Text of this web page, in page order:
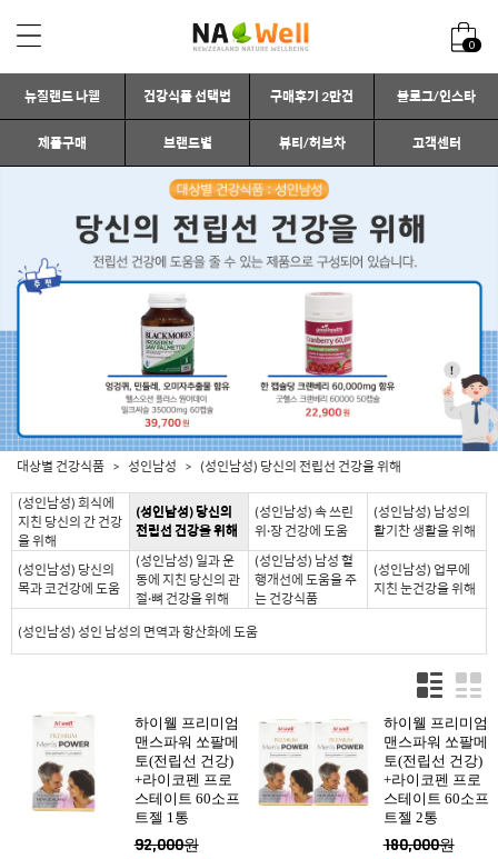
0
뉴질랜드 나웰 건강식품 선택법 구매후기 2만건 블로그/인스타
제품구매 브랜드별 뷰티/허브차 고객센터
대상별 건강식품 성인남성 (성인남성) 당신의 전립선 건강을 위해
(성인남성) 회식에
지친 당신의 간 건강
을 위해
(성인남성) 당신의
전립선 건강을 위해
(성인남성) 속 쓰린
위·장 건강에 도움
(성인남성) 남성의
활기찬 생활을 위해
(성인남성) 당신의
목과 코건강에 도움
(성인남성) 일과 운
동에 지친 당신의 관
절·뼈 건강을 위해
(성인남성) 남성 혈
행개선에 도움을 주
는 건강식품
(성인남성) 업무에
지친 눈건강을 위해
(성인남성) 성인 남성의 면역과 항산화에 도움
하이웰 프리미엄
맨스파워 쏘팔메
토(전립선 건강)
+라이코펜 프로
스테이트 60소프
트젤 1통
92,000원
하이웰 프리미엄
맨스파워 쏘팔메
토(전립선 건강)
+라이코펜 프로
스테이트 60소프
트젤 2통
180,000원